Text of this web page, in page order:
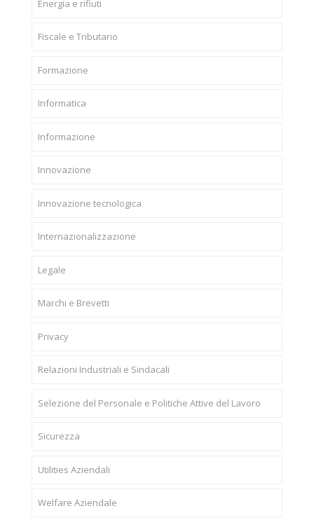
Energia e rifiuti
Fiscale e Tributario
Formazione
Informatica
Informazione
Innovazione
Innovazione tecnologica
Internazionalizzazione
Legale
Marchi e Brevetti
Privacy
Relazioni Industriali e Sindacali
Selezione del Personale e Politiche Attive del Lavoro
Sicurezza
Utilities Aziendali
Welfare Aziendale